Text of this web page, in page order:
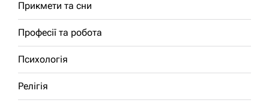
Прикмети та сни
Професії та робота
Психологія
Релігія